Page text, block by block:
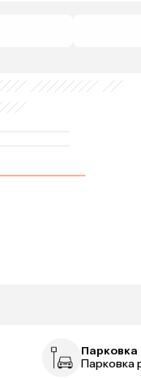
Парковка
Парковка